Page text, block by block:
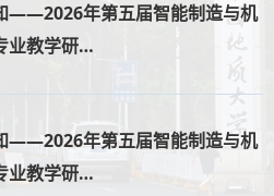
——2026年第五届智能制造与机
业教学研…
——2026年第五届智能制造与机
业教学研…